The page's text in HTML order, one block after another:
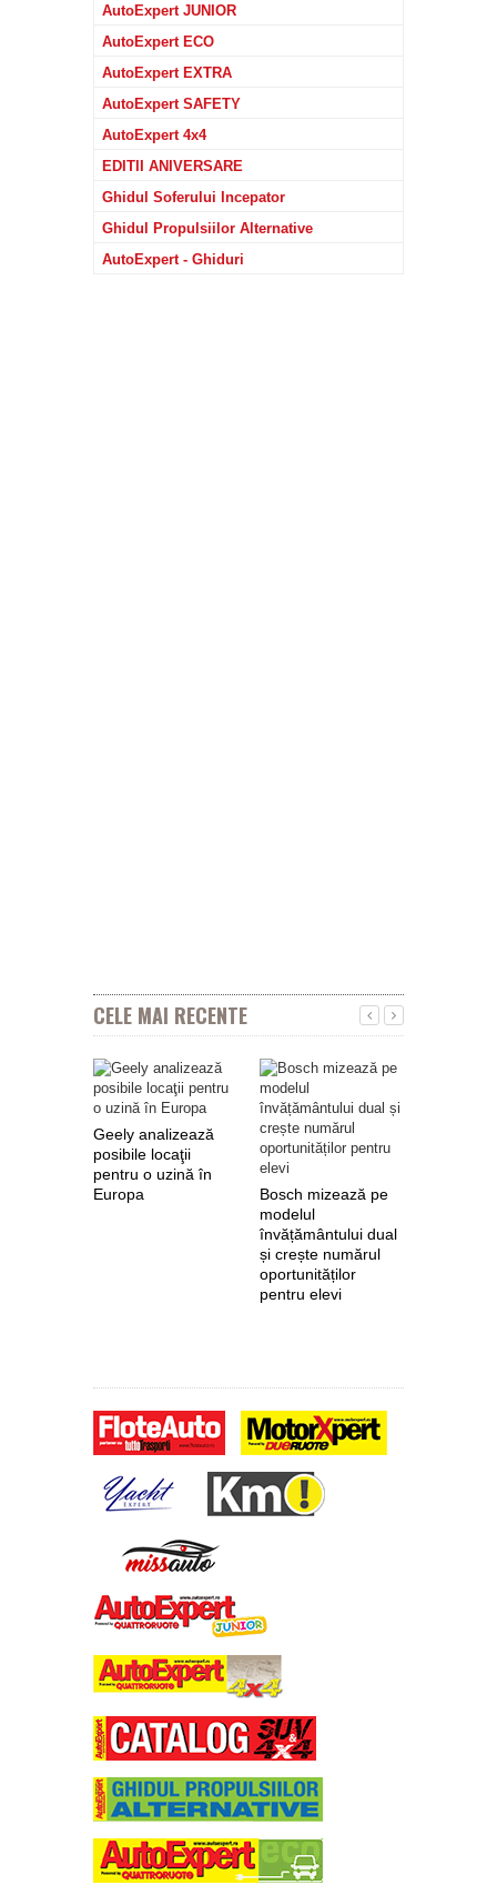
AutoExpert JUNIOR
AutoExpert ECO
AutoExpert EXTRA
AutoExpert SAFETY
AutoExpert 4x4
EDITII ANIVERSARE
Ghidul Soferului Incepator
Ghidul Propulsiilor Alternative
AutoExpert - Ghiduri
CELE MAI RECENTE
Geely analizează
posibile locaţii
pentru o uzină în
Europa
Bosch mizează pe
modelul
învățământului dual
și crește numărul
oportunităților
pentru elevi